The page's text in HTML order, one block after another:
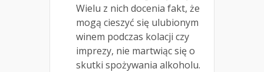
Wielu z nich docenia fakt, że
mogą cieszyć się ulubionym
winem podczas kolacji czy
imprezy, nie martwiąc się o
skutki spożywania alkoholu.